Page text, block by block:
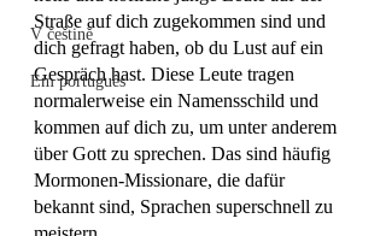
V češtině
Em português
Straße auf dich zugekommen sind und
dich gefragt haben, ob du Lust auf ein
Gespräch hast. Diese Leute tragen
normalerweise ein Namensschild und
kommen auf dich zu, um unter anderem
über Gott zu sprechen. Das sind häufig
Mormonen-Missionare, die dafür
bekannt sind, Sprachen superschnell zu